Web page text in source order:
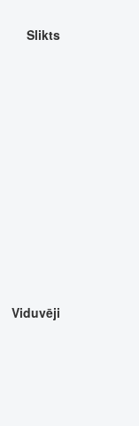
Slikts
Viduvēji